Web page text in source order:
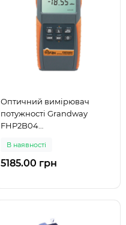
Оптичний вимірювач
потужності Grandway
FHP2B04
нм, -50дБм до +26 дБм
В наявності
5185.00 грн